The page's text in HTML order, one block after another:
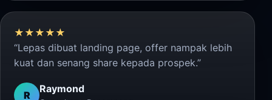
★★★★★
“Lepas dibuat landing page, offer nampak lebih
kuat dan senang share kepada prospek.”
R
Raymond